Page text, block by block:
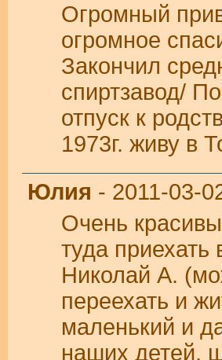
Огромный
огромное
Закончил
спиртзавод/
отпуск к
1973г. живу в
Юлия - 2011-03-
Очень
туда
Николай А.
переехать и
маленький и
наших детей,